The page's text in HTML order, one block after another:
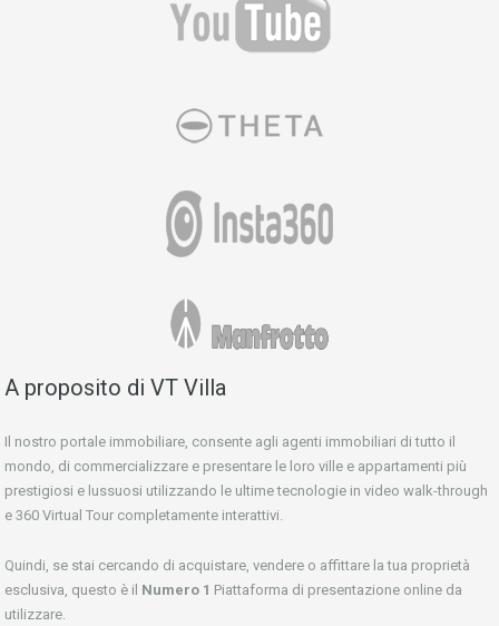
A proposito di VT Villa
Il nostro portale immobiliare, consente agli agenti immobiliari di tutto il
mondo, di commercializzare e presentare le loro ville e appartamenti più
prestigiosi e lussuosi utilizzando le ultime tecnologie in video walk-through
e 360 Virtual Tour completamente interattivi.
Quindi, se stai cercando di acquistare, vendere o affittare la tua proprietà
esclusiva, questo è il Numero 1 Piattaforma di presentazione online da
utilizzare.